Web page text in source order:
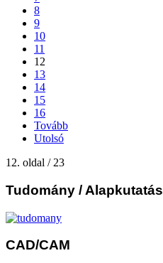
8
9
10
11
12
13
14
15
16
Tovább
Utolsó
12. oldal / 23
Tudomány / Alapkutatás
CAD/CAM